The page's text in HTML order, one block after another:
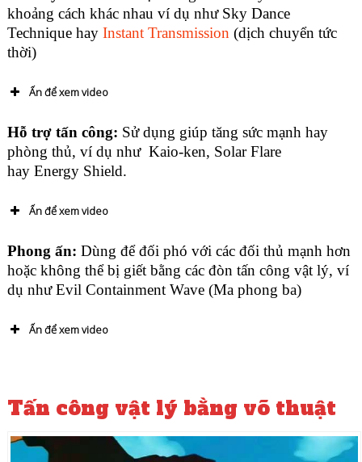
khoảng cách khác nhau ví dụ như Sky Dance
Technique hay Instant Transmission (dịch chuyển tức
thời)
Ấn để xem video
Hỗ trợ tấn công: Sử dụng giúp tăng sức mạnh hay
phòng thủ, ví dụ như Kaio-ken, Solar Flare
hay Energy Shield.
Ấn để xem video
(Các loại võ công trong Dragon Ball – Võ thuật trong Dragon Ball,type of skill dragon
Phong ấn: Dùng để đối phó với các đối thủ mạnh hơn
hoặc không thể bị giết bằng các đòn tấn công vật lý, ví
dụ như Evil Containment Wave (Ma phong ba)
Ấn để xem video
Tấn công vật lý bằng võ thuật